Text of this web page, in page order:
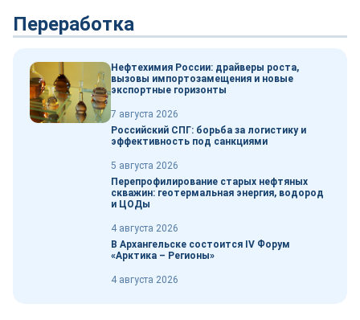
Переработка
Нефтехимия России: драйверы роста,
вызовы импортозамещения и новые
экспортные горизонты
7 августа 2026
Российский СПГ: борьба за логистику и
эффективность под санкциями
5 августа 2026
Перепрофилирование старых нефтяных
скважин: геотермальная энергия, водород
и ЦОДы
4 августа 2026
В Архангельске состоится IV Форум
«Арктика – Регионы»
4 августа 2026